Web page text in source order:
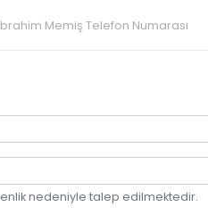
Memiş Telefon Numarası
nedeniyle talep edilmektedir.